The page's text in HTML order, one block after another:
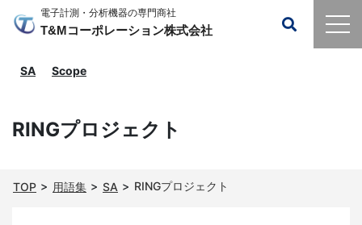
電子計測・分析機器の専門商社
T&Mコーポレーション株式会社
SA Scope
RINGプロジェクト
TOP 用語集 SA RINGプロジェクト